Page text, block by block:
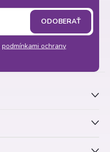
podmínkami ochrany
ODOBERAŤ